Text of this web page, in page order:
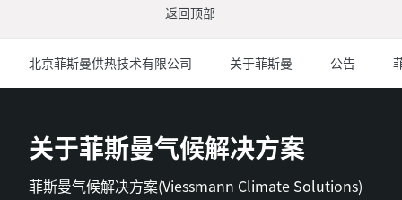
返回顶部
北京菲斯曼供热技术有限公司 关于菲斯曼 公告
关于菲斯曼气候解决方案
菲斯曼气候解决方案(Viessmann Climate Solutions)